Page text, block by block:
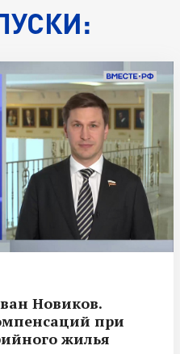
Новиков.
при
жилья